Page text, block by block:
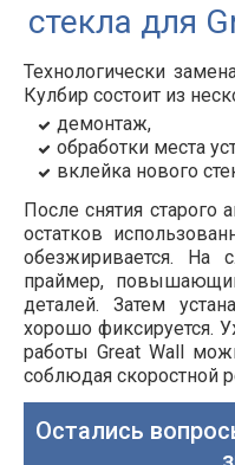
стекла для
Технологически
Кулбир состоит из
демонтаж,
обработки места
вклейка нового
После снятия старого
остатков
обезжиривается. На
праймер,
деталей. Затем
хорошо фиксируется.
работы Great Wall
соблюдая скоростной
Остались